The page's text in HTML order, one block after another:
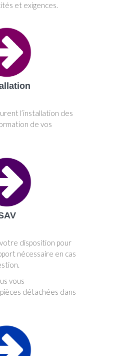
et exigences.
l’installation des
de vos
disposition pour
nécessaire en cas
vous
détachées dans